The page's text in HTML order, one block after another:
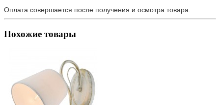
Оплата совершается после получения и осмотра товара.
Похожие товары